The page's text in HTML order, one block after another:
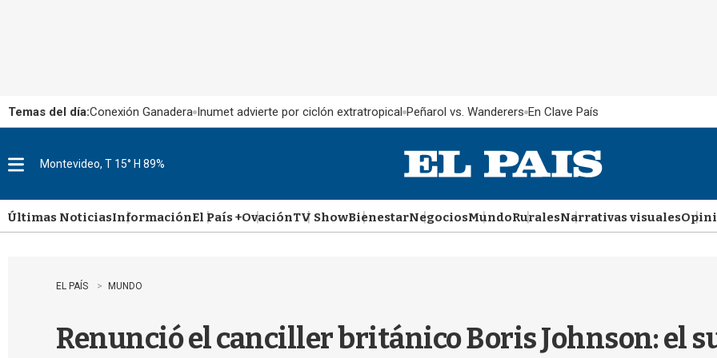
Temas del día:Conexión Ganadera Inumet advierte por ciclón extratropical Peñarol vs. Wanderers En Clave País
u
Montevideo, T 15° H 89%
Últimas NoticiasInformaciónEl País +OvaciónTV ShowBienestarNegociosMundoRuralesNarrativas visuales
EL PAÍS MUNDO
Renunció el canciller británico Boris Johnson: el